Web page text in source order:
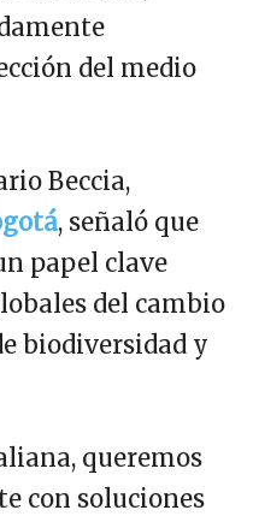
del medio
Beccia,
, señaló que
papel clave
del cambio
biodiversidad y
queremos
con soluciones